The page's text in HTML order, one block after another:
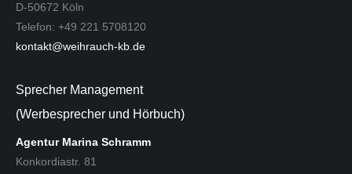
D-50672 Köln
Telefon: +49 221 5708120
kontakt@weihrauch-kb.de
Sprecher Management
(Werbesprecher und Hörbuch)
Agentur Marina Schramm
Konkordiastr. 81